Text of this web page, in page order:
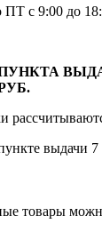
с 9:00 до
выдачи 7
товары